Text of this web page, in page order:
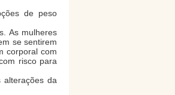
de peso
As mulheres
se sentirem
corporal com
risco para
alterações da